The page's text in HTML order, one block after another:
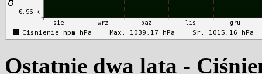
Ostatnie dwa lata -